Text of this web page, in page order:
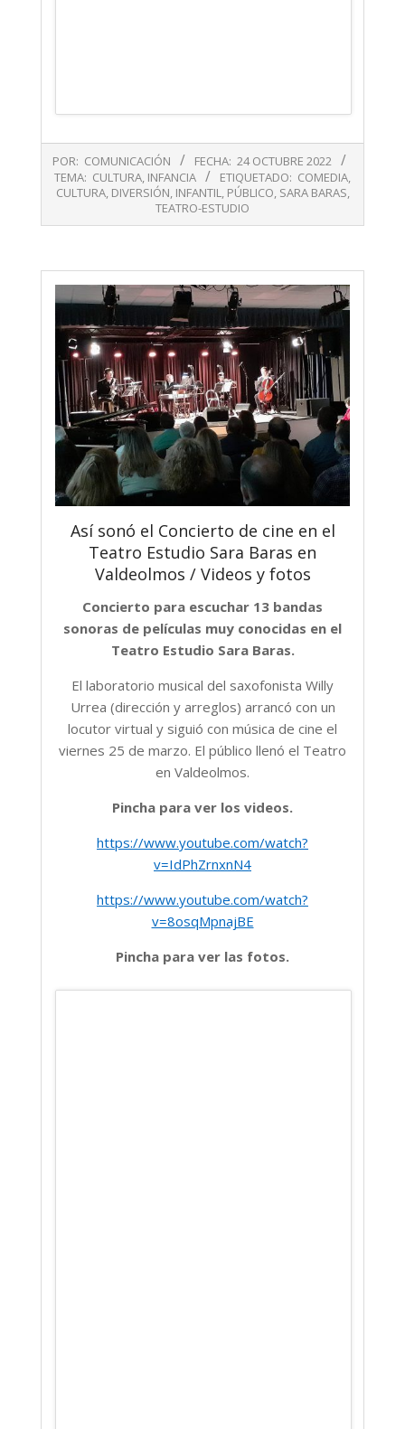
10-
POR: COMUNICACIÓN FECHA: 24 OCTUBRE 2022
TEMA: CULTURA INFANCIA ETIQUETADO: COMEDIA
CULTURA, DIVERSIÓN INFANTIL PÚBLICO SARA BARAS
TEATRO-ESTUDIO
Así sonó el Concierto de cine en el
Teatro Estudio Sara Baras en
Valdeolmos / Videos y fotos
Concierto para escuchar 13 bandas
sonoras de películas muy conocidas en el
Teatro Estudio Sara Baras.
El laboratorio musical del saxofonista Willy
Urrea (dirección y arreglos) arrancó con un
locutor virtual y siguió con música de cine el
viernes 25 de marzo. El público llenó el Teatro
en Valdeolmos.
Pincha para ver los videos.
https://www.youtube.com/watch?
v=IdPhZrnxnN4
https://www.youtube.com/watch?
v=8osqMpnajBE
Pincha para ver las fotos.